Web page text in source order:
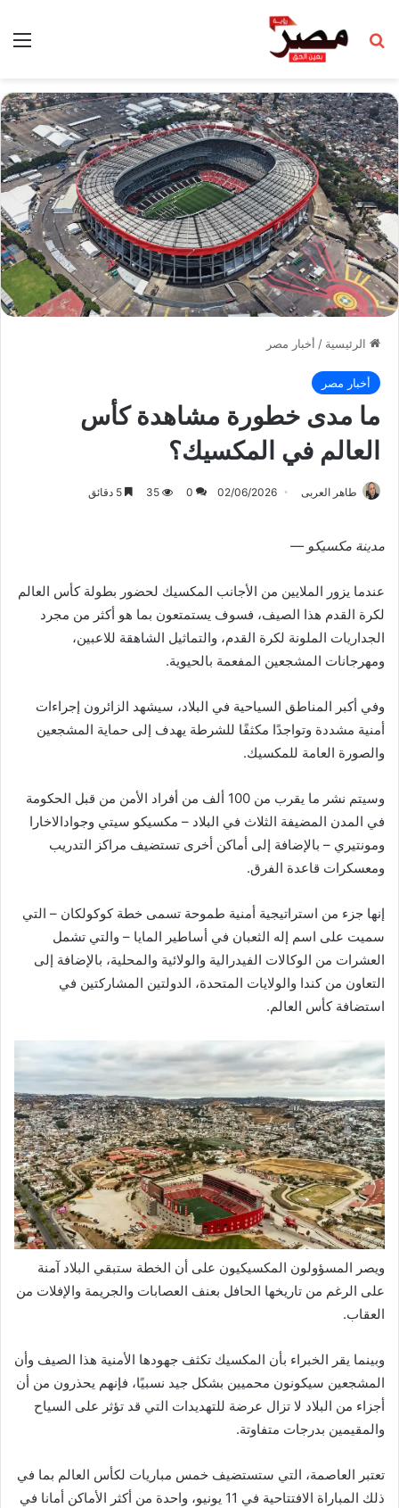
بحث عن
الرئيسية / أخبار مصر
أخبار مصر
ما مدى خطورة مشاهدة كأس
العالم في المكسيك؟
طاهر العربى 02/06/2026
0
35
مدينة مكسيكو —
عندما يزور الملايين من الأجانب المكسيك لحضور بطولة كأس العالم
لكرة القدم هذا الصيف، فسوف يستمتعون بما هو أكثر من مجرد
الجداريات الملونة لكرة القدم، والتماثيل الشاهقة للاعبين،
ومهرجانات المشجعين المفعمة بالحيوية.
وفي أكبر المناطق السياحية في البلاد، سيشهد الزائرون إجراءات
أمنية مشددة وتواجدًا مكثفًا للشرطة يهدف إلى حماية المشجعين
والصورة العامة للمكسيك.
وسيتم نشر ما يقرب من 100 ألف من أفراد الأمن من قبل الحكومة
في المدن المضيفة الثلاث في البلاد – مكسيكو سيتي وجوادالاخارا
ومونتيري – بالإضافة إلى أماكن أخرى تستضيف مراكز التدريب
ومعسكرات قاعدة الفرق.
إنها جزء من استراتيجية أمنية طموحة تسمى خطة كوكولكان – التي
سميت على اسم إله الثعبان في أساطير المايا – والتي تشمل
العشرات من الوكالات الفيدرالية والولائية والمحلية، بالإضافة إلى
التعاون من كندا والولايات المتحدة، الدولتين المشاركتين في
استضافة كأس العالم.
ويصر المسؤولون المكسيكيون على أن الخطة ستبقي البلاد آمنة
على الرغم من تاريخها الحافل بعنف العصابات والجريمة والإفلات من
العقاب.
وبينما يقر الخبراء بأن المكسيك تكثف جهودها الأمنية هذا الصيف وأن
المشجعين سيكونون محميين بشكل جيد نسبيًا، فإنهم يحذرون من أن
أجزاء من البلاد لا تزال عرضة للتهديدات التي قد تؤثر على السياح
والمقيمين بدرجات متفاوتة.
تعتبر العاصمة، التي ستستضيف خمس مباريات لكأس العالم بما في
ذلك المباراة الافتتاحية في 11 يونيو، واحدة من أكثر الأماكن أمانا في